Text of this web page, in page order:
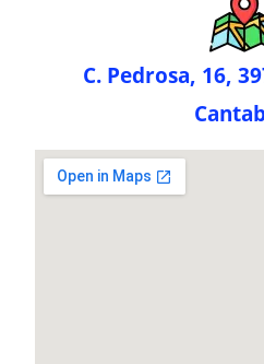
C. Pedrosa, 16,